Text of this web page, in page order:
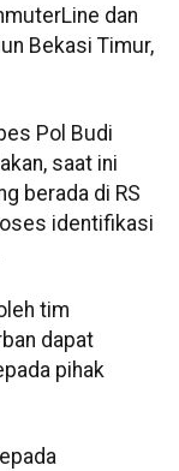
dan
Bekasi Timur,
Pol Budi
saat ini
berada di RS
identifikasi
tim
dapat
pihak